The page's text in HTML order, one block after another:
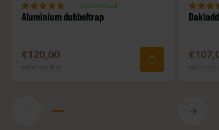
Op voorraad
Aluminium dubbeltrap
€120,00
€99,17 Excl. BTW €88,43 Excl.